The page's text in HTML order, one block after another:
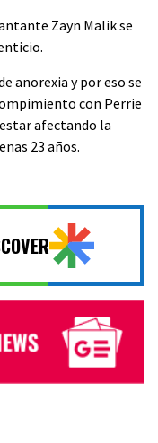
Zayn Malik se
anorexia y por eso se
con Perrie
afectando la
23 años.